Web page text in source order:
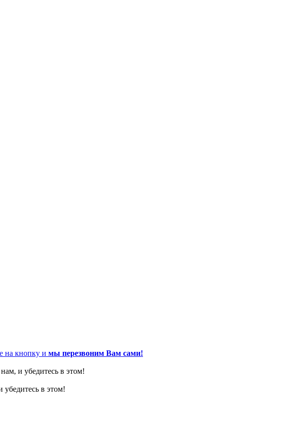
на кнопку и мы перезвоним Вам сами!
и убедитесь в этом!
убедитесь в этом!